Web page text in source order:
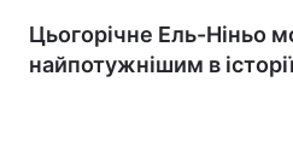
Цьогорічне Ель-Ніньо
найпотужнішим в